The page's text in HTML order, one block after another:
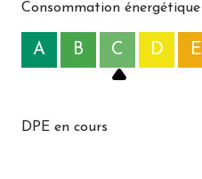
Consommation énergétique
A B C D E
DPE en cours